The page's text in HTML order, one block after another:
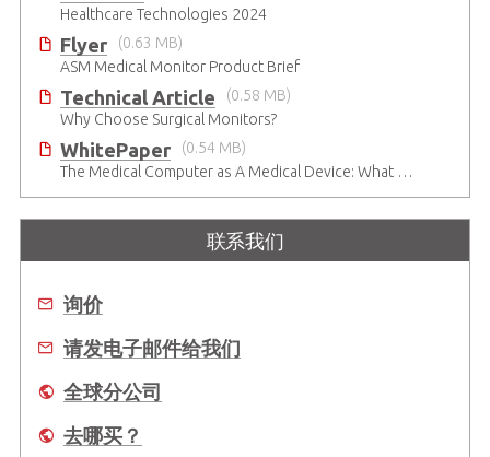
Healthcare Technologies 2024
Flyer
(0.63 MB)
ASM Medical Monitor Product Brief
Technical Article
(0.58 MB)
Why Choose Surgical Monitors?
WhitePaper
(0.54 MB)
The Medical Computer as A Medical Device: What Do You Need to Be Mindful Of?
联系我们
询价
请发电子邮件给我们
全球分公司
去哪买？